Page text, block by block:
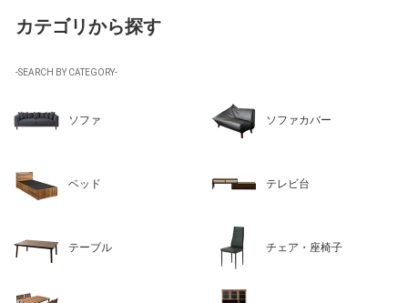
カテゴリから探す
-SEARCH BY CATEGORY-
ソファ ソファカバー
ベッド テレビ台
テーブル チェア・座椅子